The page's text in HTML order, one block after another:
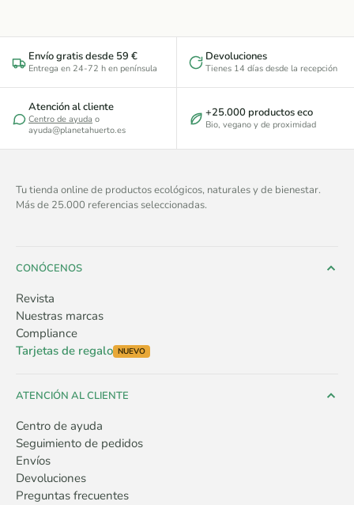
Envío gratis desde 59 €
Entrega en 24-72 h en península
Devoluciones
Tienes 14 días desde la recepción
Atención al cliente
Centro de ayuda o
ayuda@planetahuerto.es
+25.000 productos eco
Bio, vegano y de proximidad
Tu tienda online de productos ecológicos, naturales y de bienestar.
Más de 25.000 referencias seleccionadas.
CONÓCENOS
Revista
Nuestras marcas
Compliance
Tarjetas de regalo NUEVO
ATENCIÓN AL CLIENTE
Centro de ayuda
Seguimiento de pedidos
Envíos
Devoluciones
Preguntas frecuentes